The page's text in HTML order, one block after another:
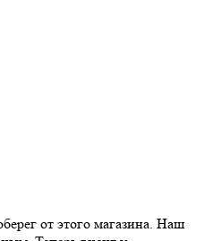
от этого магазина. Наш